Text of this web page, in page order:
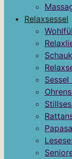
Relaxsessel